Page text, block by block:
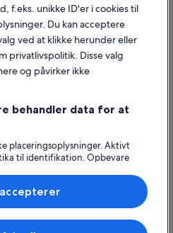
af indhold
fra et flyselskab
for indhold fra eksterne hjemmesider.
f.eks. unikke ID'er i cookies til
Du kan acceptere
ved at klikke herunder eller
privatlivspolitik. Disse valg
og påvirker ikke
behandler data for at
placeringsoplysninger. Aktivt
til identifikation. Opbevare
og
og udvikling af